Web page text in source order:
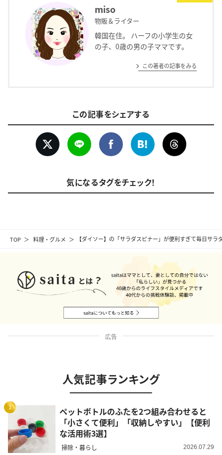
TOP 料理・グルメ 【ダイソー】の「サラダスピナー」が便利すぎて毎日サラ
miso
物販＆ライター
韓国在住。 ハーフの小学生の女
の子、0歳の男の子ママです。
この著者の記事をみる
この記事をシェアする
気になるタグをチェック！
広告
人気記事ランキング
1
ペットボトルのふたを2つ組み合わせると
「小さくて便利」「収納しやすい」【便利
な活用術3選】
掃除・暮らし 2026.07.29